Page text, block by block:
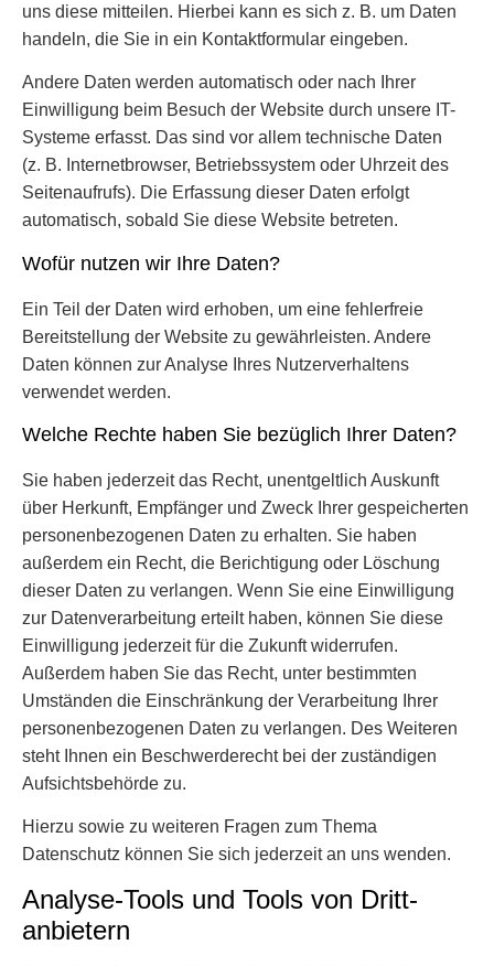
uns diese mitteilen. Hierbei kann es sich z. B. um Daten
handeln, die Sie in ein Kontaktformular eingeben.
Andere Daten werden automatisch oder nach Ihrer
Einwilligung beim Besuch der Website durch unsere IT-
Systeme erfasst. Das sind vor allem technische Daten
(z. B. Internetbrowser, Betriebssystem oder Uhrzeit des
Seitenaufrufs). Die Erfassung dieser Daten erfolgt
automatisch, sobald Sie diese Website betreten.
Wofür nutzen wir Ihre Daten?
Ein Teil der Daten wird erhoben, um eine fehlerfreie
Bereitstellung der Website zu gewährleisten. Andere
Daten können zur Analyse Ihres Nutzerverhaltens
verwendet werden.
Welche Rechte haben Sie bezüglich Ihrer Daten?
Sie haben jederzeit das Recht, unentgeltlich Auskunft
über Herkunft, Empfänger und Zweck Ihrer gespeicherten
personenbezogenen Daten zu erhalten. Sie haben
außerdem ein Recht, die Berichtigung oder Löschung
dieser Daten zu verlangen. Wenn Sie eine Einwilligung
zur Datenverarbeitung erteilt haben, können Sie diese
Einwilligung jederzeit für die Zukunft widerrufen.
Außerdem haben Sie das Recht, unter bestimmten
Umständen die Einschränkung der Verarbeitung Ihrer
personenbezogenen Daten zu verlangen. Des Weiteren
steht Ihnen ein Beschwerderecht bei der zuständigen
Aufsichtsbehörde zu.
Hierzu sowie zu weiteren Fragen zum Thema
Datenschutz können Sie sich jederzeit an uns wenden.
Analyse-Tools und Tools von Dritt­
anbietern